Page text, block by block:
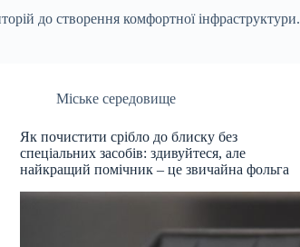
до створення комфортної інфраструктури.
Міське середовище
Як почистити срібло до блиску без
спеціальних засобів: здивуйтеся, але
найкращий помічник – це звичайна фольга